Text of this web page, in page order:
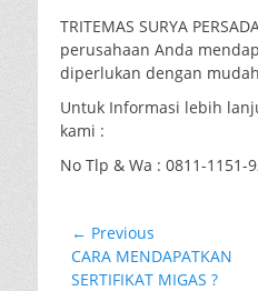
TRITEMAS SURYA
perusahaan Anda
diperlukan dengan
Untuk Informasi lebih
kami :
No Tlp & Wa : 0811-1151-
Navigasi
pos
← Previous
Previous
post:
CARA MENDAPATKAN
SERTIFIKAT MIGAS ?